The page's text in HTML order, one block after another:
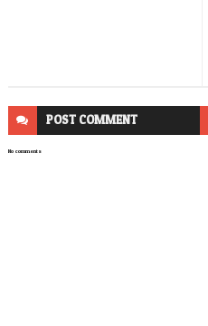
POSTCOMMENT
No comments